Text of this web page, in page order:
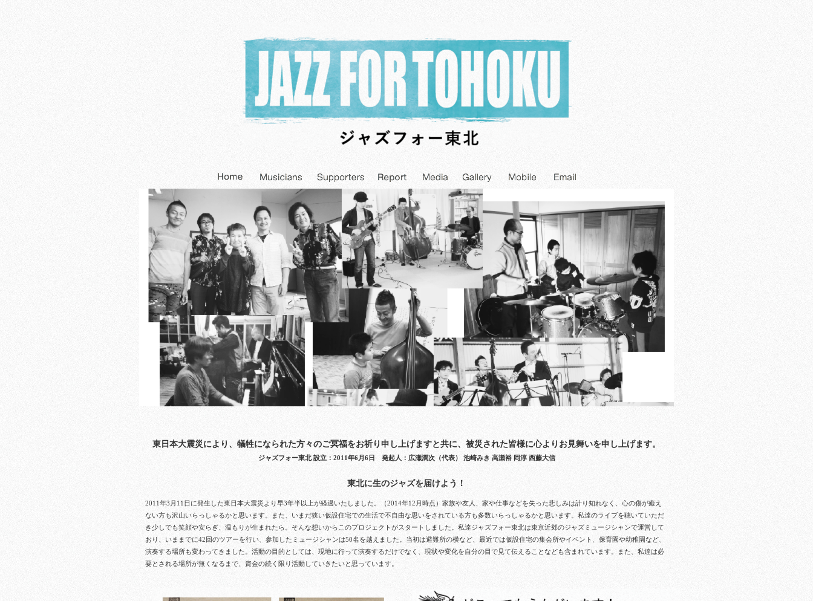
東日本大震災により、犠牲になられた方々のご冥福をお祈り申し上げますと共に、被災された皆様に心よりお見舞いを申し上げます。
ジャズフォー東北 設立：2011年6月6日 発起人：広瀬潤次（代表） 池崎みき 高瀬裕 岡淳 西藤大信
東北に生のジャズを届けよう！
2011年3月11日に発生した東日本大震災より早3年半以上が経過いたしました。（2014年12月時点） 家族や友人、家や仕事などを失った悲しみは計り知れなく、心の傷が癒え
ない方も沢山いらっしゃるかと思います。また、いまだ狭い仮設住宅での生活で不自由な思いをされている方も多数いらっしゃるかと思います。 私達のライブを聴いていただ
き少しでも笑顔や安らぎ、温もりが生まれたら。そんな想いからこのプロジェクトがスタートしました。 私達ジャズフォー東北は東京近郊のジャズミュージシャンで運営して
おり、いままでに42回のツアーを行い、参加したミュージシャンは50名を越えました。 当初は避難所の横など、最近では仮設住宅の集会所やイベント、保育園や幼稚園など、
演奏する場所も変わってきました。 活動の目的としては、現地に行って演奏するだけでなく、現状や変化を自分の目で見て伝えることなども含まれています。
また、私達は必
要とされる場所が無くなるまで、資金の続く限り活動していきたいと思っています。